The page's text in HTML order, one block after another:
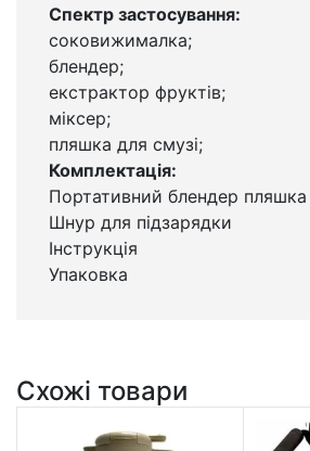
Спектр застосування:
соковижималка;
блендер;
екстрактор фруктів;
міксер;
пляшка для смузі;
Комплектація:
Портативний блендер
Шнур для підзарядки
Інструкція
Упаковка
Схожі товари